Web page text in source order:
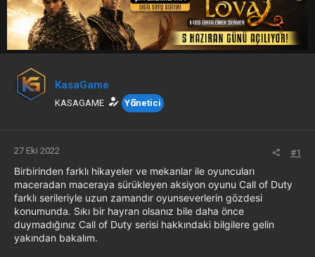
b
a
ş
l
a
t
a
n
ı
ç
t
a
r
h
KasaGame
KASAGAME Yönetici
27 Eki 2022 #1
Birbirinden farklı hikayeler ve mekanlar ile oyuncuları
maceradan maceraya sürükleyen aksiyon oyunu Call of Duty
farklı serileriyle uzun zamandır oyunseverlerin gözdesi
konumunda. Sıkı bir hayran olsanız bile daha önce
duymadığınız Call of Duty serisi hakkındaki bilgilere gelin
yakından bakalım.